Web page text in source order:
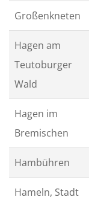
Großenkneten
Hagen am
Teutoburger
Wald
Hagen im
Bremischen
Hambühren
Hameln, Stadt